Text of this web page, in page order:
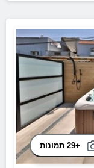
+29 תמונות